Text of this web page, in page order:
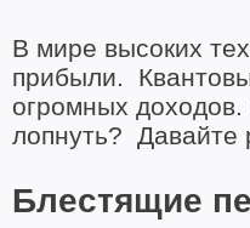
В мире высоких
прибыли.
огромных
лопнуть? Давайте
Блестящие